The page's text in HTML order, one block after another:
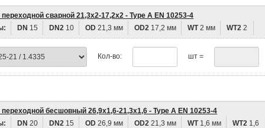
переходной сварной 21,3х2-17,2х2 - Type A EN 10253-4
DN 15 DN2 10 OD 21,3 мм OD2 17,2 мм WT2 мм WT2 2
Кол-во: шт =
переходной бесшовный 26,9х1,6-21,3х1,6 - Type A EN 10253-4
DN 20 DN2 15 OD 26,9 мм OD2 21,3 мм WT1,6 мм WT2 1,6